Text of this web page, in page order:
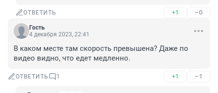
ОТВЕТИТЬ +1 –0
Гость
4 декабря 2023, 22:41
В каком месте там скорость превышена? Даже по
видео видно, что едет медленно.
ОТВЕТИТЬ 1 +1 –1